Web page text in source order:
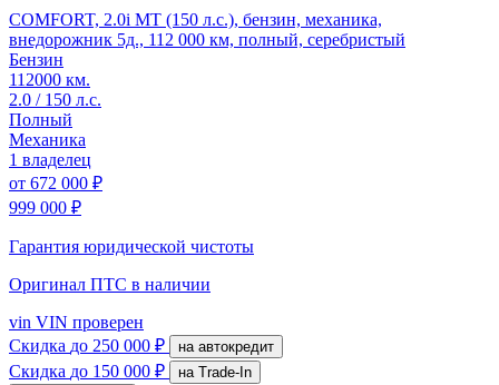
COMFORT, 2.0i MT (150 л.с.), бензин, механика,
внедорожник 5д., 112 000 км, полный, серебристый
Бензин
112000 км.
2.0 / 150 л.с.
Полный
Механика
1 владелец
от 672 000 ₽
999 000 ₽
Гарантия юридической чистоты
Оригинал ПТС в наличии
vin VIN проверен
Скидка до 250 000 ₽ на автокредит
Скидка до 150 000 ₽
на Trade-In